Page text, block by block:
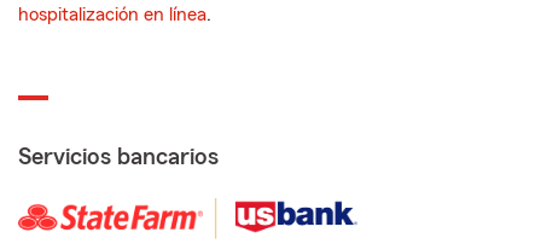
hospitalización en línea.
Servicios bancarios